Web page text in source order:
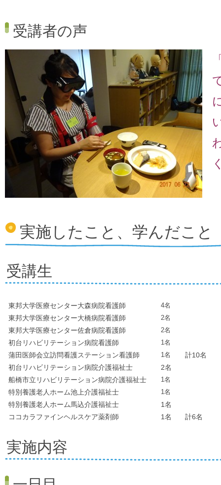
受講者の声
実施したこと、学んだこと
受講生
東邦大学医療センター大森病院看護師 4名
東邦大学医療センター大橋病院看護師 2名
東邦大学医療センター佐倉病院看護師 2名
初台リハビリテーション病院看護師 1名
蒲田医師会立訪問看護ステーション看護師 1名
計10名
初台リハビリテーション病院介護福祉士
2名
船橋市立リハビリテーション病院介護福祉士
1名
特別養護老人ホーム池上介護福祉士 1名
特別養護老人ホーム馬込介護福祉士
1名
ココカラファインヘルスケア薬剤師
1名 計6名
実施内容